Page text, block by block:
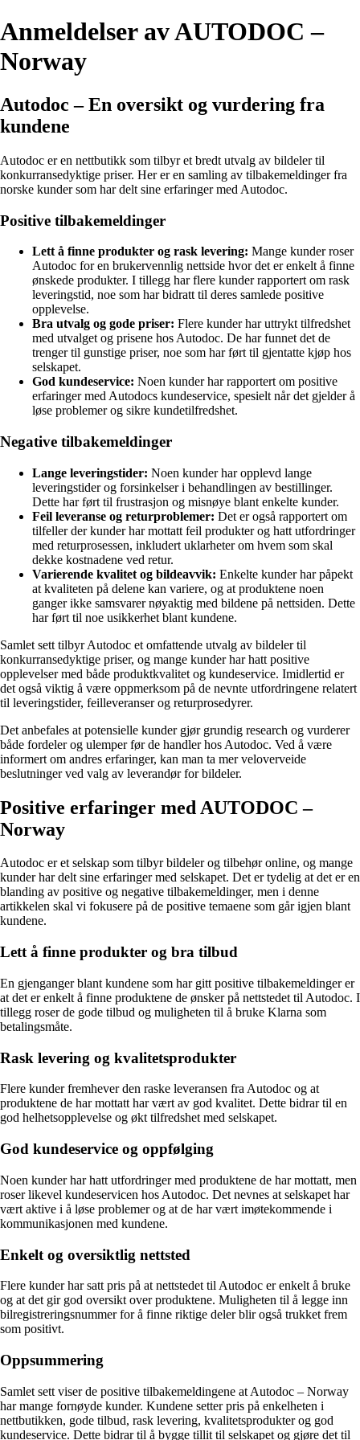
Anmeldelser av AUTODOC –
Norway
Autodoc – En oversikt og vurdering fra
kundene
Autodoc er en nettbutikk som tilbyr et bredt utvalg av bildeler til
konkurransedyktige priser. Her er en samling av tilbakemeldinger fra
norske kunder som har delt sine erfaringer med Autodoc.
Positive tilbakemeldinger
Lett å finne produkter og rask levering: Mange kunder roser
Autodoc for en brukervennlig nettside hvor det er enkelt å finne
ønskede produkter. I tillegg har flere kunder rapportert om rask
leveringstid, noe som har bidratt til deres samlede positive
opplevelse.
Bra utvalg og gode priser: Flere kunder har uttrykt tilfredshet
med utvalget og prisene hos Autodoc. De har funnet det de
trenger til gunstige priser, noe som har ført til gjentatte kjøp hos
selskapet.
God kundeservice: Noen kunder har rapportert om positive
erfaringer med Autodocs kundeservice, spesielt når det gjelder å
løse problemer og sikre kundetilfredshet.
Negative tilbakemeldinger
Lange leveringstider: Noen kunder har opplevd lange
leveringstider og forsinkelser i behandlingen av bestillinger.
Dette har ført til frustrasjon og misnøye blant enkelte kunder.
Feil leveranse og returproblemer: Det er også rapportert om
tilfeller der kunder har mottatt feil produkter og hatt utfordringer
med returprosessen, inkludert uklarheter om hvem som skal
dekke kostnadene ved retur.
Varierende kvalitet og bildeavvik: Enkelte kunder har påpekt
at kvaliteten på delene kan variere, og at produktene noen
ganger ikke samsvarer nøyaktig med bildene på nettsiden. Dette
har ført til noe usikkerhet blant kundene.
Samlet sett tilbyr Autodoc et omfattende utvalg av bildeler til
konkurransedyktige priser, og mange kunder har hatt positive
opplevelser med både produktkvalitet og kundeservice. Imidlertid er
det også viktig å være oppmerksom på de nevnte utfordringene relatert
til leveringstider, feilleveranser og returprosedyrer.
Det anbefales at potensielle kunder gjør grundig research og vurderer
både fordeler og ulemper før de handler hos Autodoc. Ved å være
informert om andres erfaringer, kan man ta mer veloverveide
beslutninger ved valg av leverandør for bildeler.
Positive erfaringer med AUTODOC –
Norway
Autodoc er et selskap som tilbyr bildeler og tilbehør online, og mange
kunder har delt sine erfaringer med selskapet. Det er tydelig at det er en
blanding av positive og negative tilbakemeldinger, men i denne
artikkelen skal vi fokusere på de positive temaene som går igjen blant
kundene.
Lett å finne produkter og bra tilbud
En gjenganger blant kundene som har gitt positive tilbakemeldinger er
at det er enkelt å finne produktene de ønsker på nettstedet til Autodoc. I
tillegg roser de gode tilbud og muligheten til å bruke Klarna som
betalingsmåte.
Rask levering og kvalitetsprodukter
Flere kunder fremhever den raske leveransen fra Autodoc og at
produktene de har mottatt har vært av god kvalitet. Dette bidrar til en
god helhetsopplevelse og økt tilfredshet med selskapet.
God kundeservice og oppfølging
Noen kunder har hatt utfordringer med produktene de har mottatt, men
roser likevel kundeservicen hos Autodoc. Det nevnes at selskapet har
vært aktive i å løse problemer og at de har vært imøtekommende i
kommunikasjonen med kundene.
Enkelt og oversiktlig nettsted
Flere kunder har satt pris på at nettstedet til Autodoc er enkelt å bruke
og at det gir god oversikt over produktene. Muligheten til å legge inn
bilregistreringsnummer for å finne riktige deler blir også trukket frem
som positivt.
Oppsummering
Samlet sett viser de positive tilbakemeldingene at Autodoc – Norway
har mange fornøyde kunder. Kundene setter pris på enkelheten i
nettbutikken, gode tilbud, rask levering, kvalitetsprodukter og god
kundeservice. Dette bidrar til å bygge tillit til selskapet og gjøre det til